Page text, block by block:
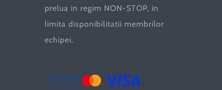
prelua in regim NON-STOP, in
limita disponibilitatii membrilor
echipei.